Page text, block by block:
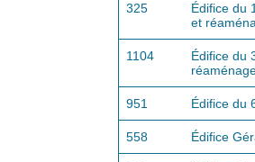
325
Édifice du
et
1104
Édifice du
951 Édifice du
558 Édifice